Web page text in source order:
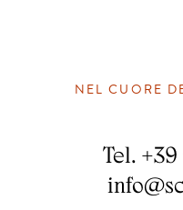
NEL CUORE
Tel. +39
info@